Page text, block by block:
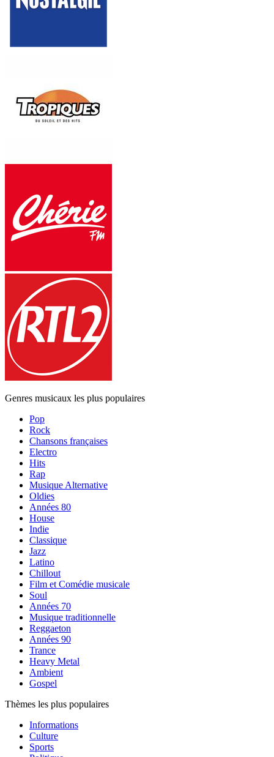
Genres musicaux les plus populaires
Pop
Rock
Chansons françaises
Electro
Hits
Rap
Musique Alternative
Oldies
Années 80
House
Indie
Classique
Jazz
Latino
Chillout
Film et Comédie musicale
Soul
Années 70
Musique traditionnelle
Reggaeton
Années 90
Trance
Heavy Metal
Ambient
Gospel
Thèmes les plus populaires
Informations
Culture
Sports